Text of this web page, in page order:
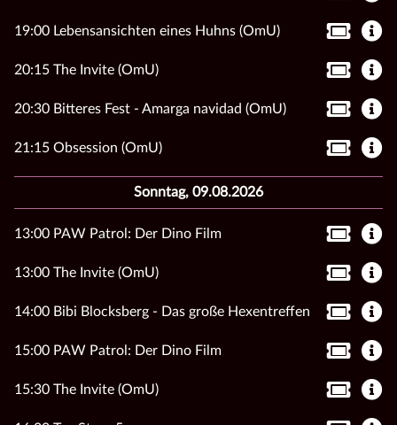
19:00 Lebensansichten eines Huhns (OmU)
20:15 The Invite (OmU)
20:30 Bitteres Fest - Amarga navidad (OmU)
21:15 Obsession (OmU)
Sonntag, 09.08.2026
13:00 PAW Patrol: Der Dino Film
13:00 The Invite (OmU)
14:00 Bibi Blocksberg - Das große Hexentreffen
15:00 PAW Patrol: Der Dino Film
15:30 The Invite (OmU)